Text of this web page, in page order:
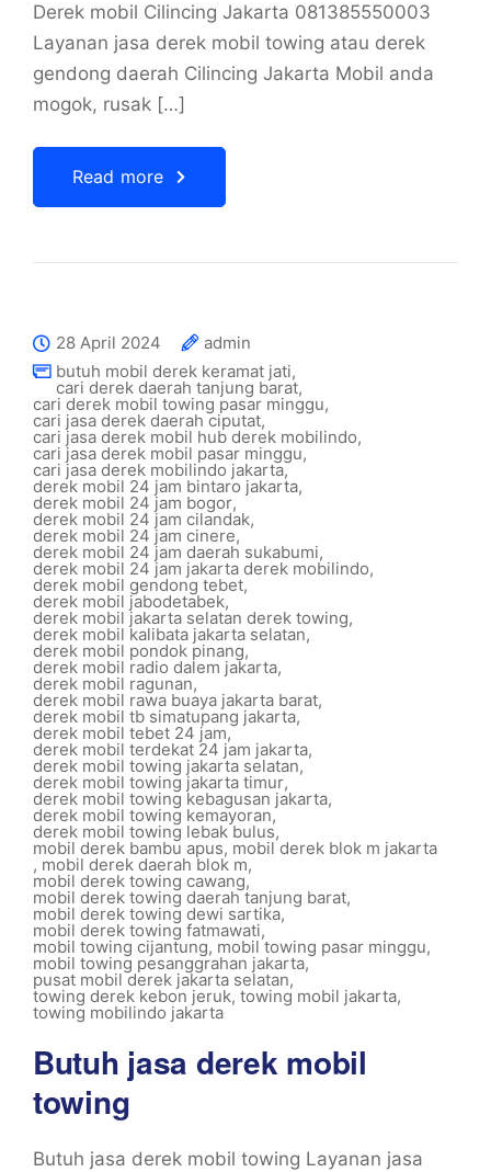
Derek mobil Cilincing Jakarta 081385550003
Layanan jasa derek mobil towing atau derek
gendong daerah Cilincing Jakarta Mobil anda
mogok, rusak […]
Read more
28 April 2024
admin
butuh mobil derek keramat jati,
cari derek daerah tanjung barat,
cari derek mobil towing pasar minggu,
cari jasa derek daerah ciputat,
cari jasa derek mobil hub derek mobilindo,
cari jasa derek mobil pasar minggu,
cari jasa derek mobilindo jakarta,
derek mobil 24 jam bintaro jakarta,
derek mobil 24 jam bogor,
derek mobil 24 jam cilandak,
derek mobil 24 jam cinere,
derek mobil 24 jam daerah sukabumi,
derek mobil 24 jam jakarta derek mobilindo,
derek mobil gendong tebet,
derek mobil jabodetabek,
derek mobil jakarta selatan derek towing,
derek mobil kalibata jakarta selatan,
derek mobil pondok pinang,
derek mobil radio dalem jakarta,
derek mobil ragunan,
derek mobil rawa buaya jakarta barat,
derek mobil tb simatupang jakarta,
derek mobil tebet 24 jam,
derek mobil terdekat 24 jam jakarta,
derek mobil towing jakarta selatan,
derek mobil towing jakarta timur,
derek mobil towing kebagusan jakarta,
derek mobil towing kemayoran,
derek mobil towing lebak bulus,
mobil derek bambu apus, mobil derek blok m jakarta
, mobil derek daerah blok m,
mobil derek towing cawang,
mobil derek towing daerah tanjung barat,
mobil derek towing dewi sartika,
mobil derek towing fatmawati,
mobil towing cijantung, mobil towing pasar minggu,
mobil towing pesanggrahan jakarta,
pusat mobil derek jakarta selatan,
towing derek kebon jeruk, towing mobil jakarta,
towing mobilindo jakarta
Butuh jasa derek mobil
towing
Butuh jasa derek mobil towing Layanan jasa